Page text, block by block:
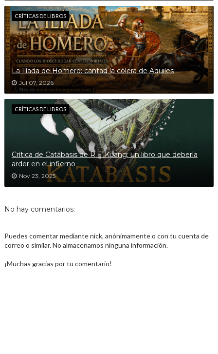
CRÍTICAS DE LIBROS
La Ilíada de Homero: cantad la cólera de Aquiles
Jul 07, 2026
CRÍTICAS DE LIBROS
Crítica de Catábasis de R.F. Kuang: un libro que debería
arder en el infierno
Nov 23, 2025
No hay comentarios:
Puedes comentar mediante nick, anónimamente o con tu cuenta de
correo o similar. No almacenamos ninguna información.
¡Muchas gracias por tu comentario!